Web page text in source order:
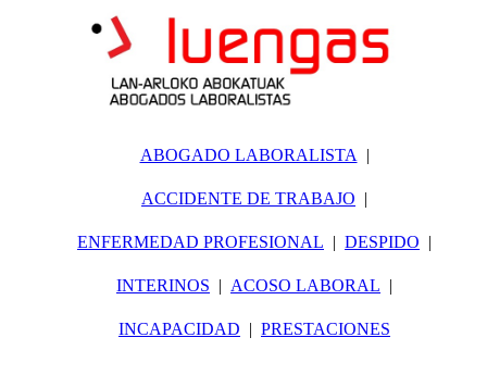
ABOGADO LABORALISTA
ACCIDENTE DE TRABAJO
ENFERMEDAD PROFESIONAL DESPIDO
INTERINOS ACOSO LABORAL
INCAPACIDAD PRESTACIONES